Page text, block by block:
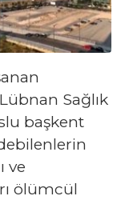
Sağlık
başkent
ve
ölümcül